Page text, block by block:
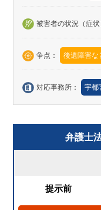
被害者の状況（症状
争点： 後遺障害な
対応事務所： 宇都
弁護士
提示前